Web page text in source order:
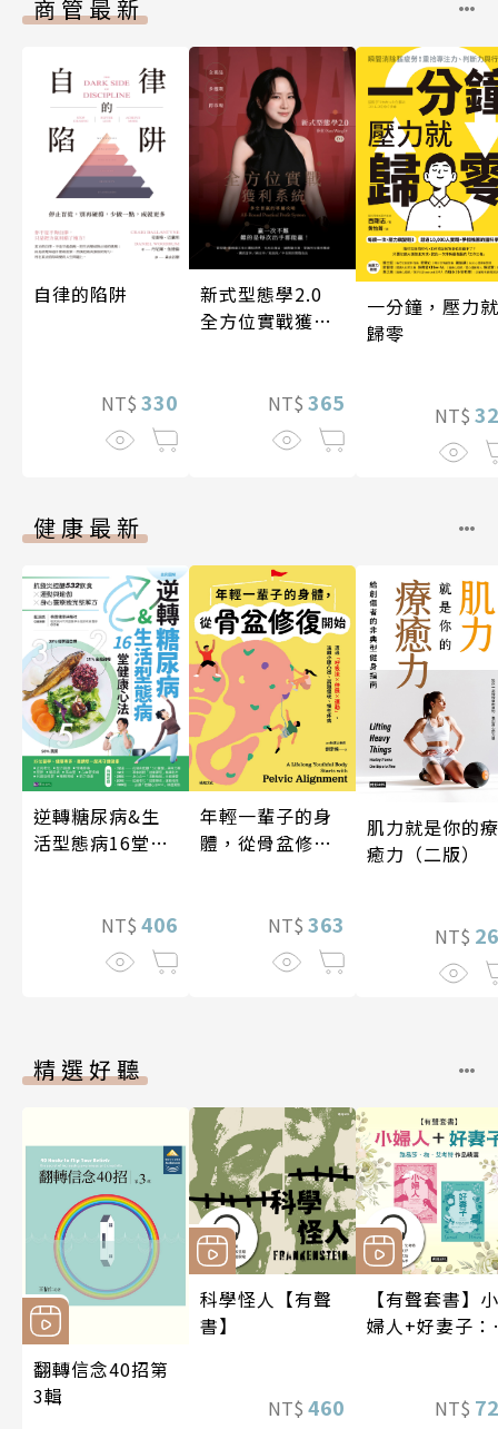
商管最新
自律的陷阱
NT$ 330
新式型態學2.0
全方位實戰獲利
NT$ 365
一分鐘，壓力就
歸零
NT$
健康最新
逆轉糖尿病&生
活型態病16堂健
NT$ 406
年輕一輩子的身
體，從骨盆修復
動」，遠離小腹
凸出、肩頸僵
硬、慢性疼痛
NT$ 363
肌力就是你的療
癒力（二版）
NT$
精選好聽
翻轉信念40招第
3輯
科學怪人【有聲
書】
NT$ 460
【有聲套書】小
婦人+好妻子：
NT$